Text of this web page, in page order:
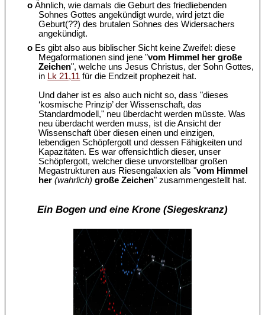
o Ähnlich, wie damals die Geburt des friedliebenden
Sohnes Gottes angekündigt wurde, wird jetzt die
Geburt(??) des brutalen Sohnes des Widersachers
angekündigt.
o Es gibt also aus biblischer Sicht keine Zweifel: diese
Megaformationen sind jene "vom Himmel her große
Zeichen", welche uns Jesus Christus, der Sohn Gottes,
in Lk 21,11 für die Endzeit prophezeit hat.
Und daher ist es also auch nicht so, dass "dieses
‘kosmische Prinzip’ der Wissenschaft, das
Standardmodell," neu überdacht werden müsste. Was
neu überdacht werden muss, ist die Ansicht der
Wissenschaft über diesen einen und einzigen,
lebendigen Schöpfergott und dessen Fähigkeiten und
Kapazitäten. Es war offensichtlich dieser, unser
Schöpfergott, welcher diese unvorstellbar großen
Megastrukturen aus Riesengalaxien als "vom Himmel
her(wahrlich) große Zeichen" zusammengestellt hat.
Ein Bogen und eine Krone (Siegeskranz)